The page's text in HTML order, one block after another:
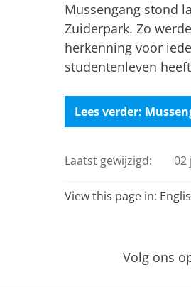
Mussengang stond
Zuiderpark. Zo
herkenning voor
studentenleven
Lees verder:
Laatst gewijzigd: 02
View this page in:
Volg ons